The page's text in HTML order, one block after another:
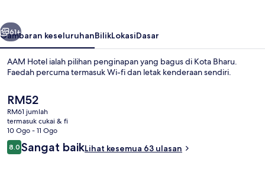
Seterusnya
61+
Gambaran keseluruhanBilikLokasiDasar
AAM Hotel ialah pilihan penginapan yang bagus di Kota Bharu.
Faedah percuma termasuk Wi-fi dan letak kenderaan sendiri.
Harga
semasa
ialah
RM52
RM52
RM61 jumlah
termasuk cukai & fi
10 Ogo - 11 Ogo
Ulasan
8.08.0 daripada 10
Sangat baikLihat kesemua 63 ulasan